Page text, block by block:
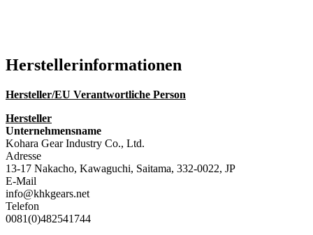
Hersteller­informationen
Hersteller/EU Verantwortliche Person
Hersteller
Unternehmensname
Kohara Gear Industry Co., Ltd.
Adresse
13-17 Nakacho, Kawaguchi, Saitama, 332-0022, JP
E-Mail
info@khkgears.net
Telefon
0081(0)482541744